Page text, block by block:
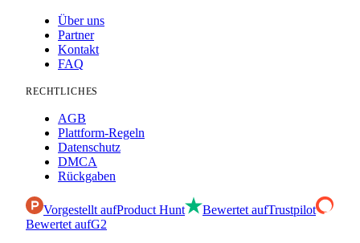
Über uns
Partner
Kontakt
FAQ
RECHTLICHES
AGB
Plattform-Regeln
Datenschutz
DMCA
Rückgaben
Vorgestellt aufProduct Hunt Bewertet aufTrustpilot
Bewertet aufG2